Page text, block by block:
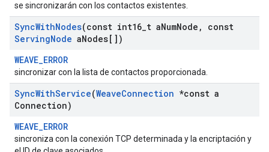
se sincronizarán con los contactos existentes.
SyncWithNodes(const int16 t aNumNode ,
const
ServingNode aNodes[])
WEAVE_ERROR
sincronizar con la lista de contactos proporcionada.
SyncWithService(WeaveConnection *const a
Connection)
WEAVE_ERROR
sincroniza con la conexión TCP determinada y la encriptación y